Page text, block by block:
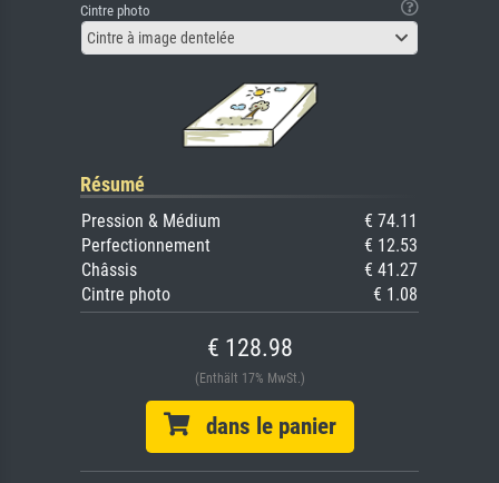
Cintre photo
Cintre à image dentelée
Résumé
Pression & Médium
€ 74.11
Perfectionnement
€ 12.53
Châssis
€ 41.27
Cintre photo
€ 1.08
€ 128.98
(Enthält 17% MwSt.)
dans le panier